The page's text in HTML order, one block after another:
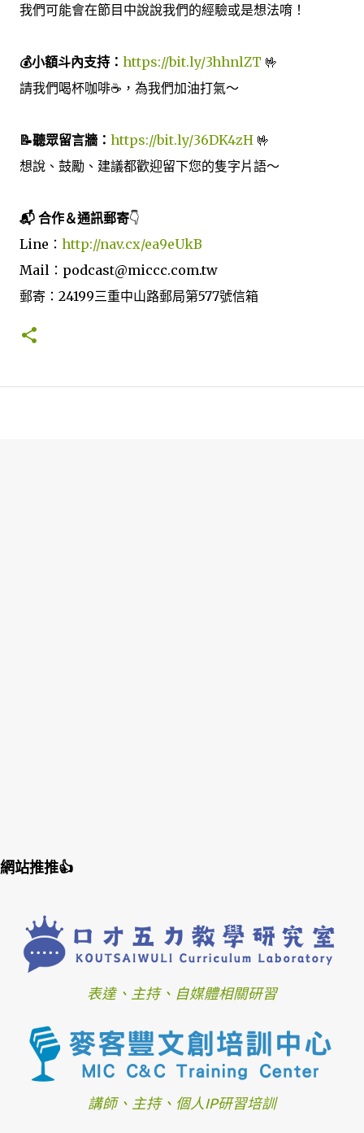
我們可能會在節目中說說我們的經驗或是想法唷！
💰小額斗內支持： https://bit.ly/3hhnlZT 🤟
請我們喝杯咖啡☕️，為我們加油打氣～
📝聽眾留言牆： https://bit.ly/36DK4zH 🤟
想說、鼓勵、建議都歡迎留下您的隻字片語～
📬 合作＆通訊郵寄👇
Line： http://nav.cx/ea9eUkB
Mail：podcast@miccc.com.tw
郵寄：24199三重中山路郵局第577號信箱
網站推推👍
表達、主持、自媒體相關研習
講師、主持、個人IP研習培訓